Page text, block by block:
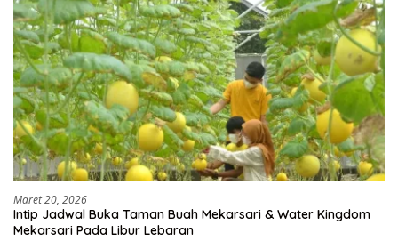
Maret 20, 2026
Intip Jadwal Buka Taman Buah Mekarsari & Water Kingdom
Mekarsari Pada Libur Lebaran